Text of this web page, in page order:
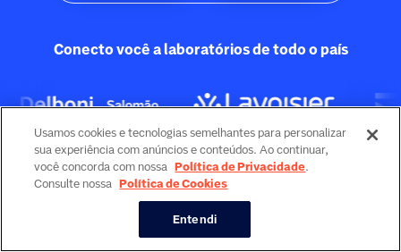
Conecto você a laboratórios de todo o país
Site protegido pelo reCAPTCHA.
Confira aqui nossas configurações de cookies.
Usamos cookies e tecnologias semelhantes para personalizar
sua experiência com anúncios e conteúdos. Ao continuar,
você concorda com nossa Política de Privacidade.
Consulte nossa Política de Cookies
Entendi